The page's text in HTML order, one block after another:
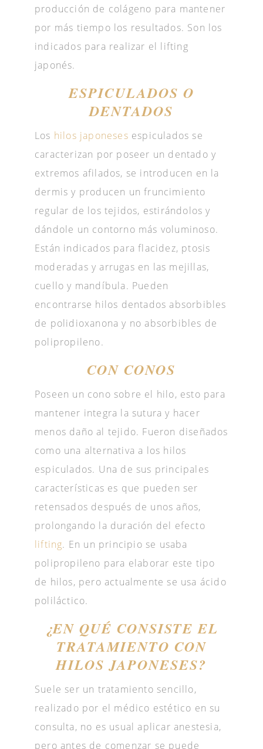
producción de colágeno para mantener
por más tiempo los resultados. Son los
indicados para realizar el lifting
japonés.
ESPICULADOS O
DENTADOS
Los hilos japoneses espiculados se
caracterizan por poseer un dentado y
extremos afilados, se introducen en la
dermis y producen un fruncimiento
regular de los tejidos, estirándolos y
dándole un contorno más voluminoso.
Están indicados para flacidez, ptosis
moderadas y arrugas en las mejillas,
cuello y mandíbula. Pueden
encontrarse hilos dentados absorbibles
de polidioxanona y no absorbibles de
polipropileno.
CON CONOS
Poseen un cono sobre el hilo, esto para
mantener integra la sutura y hacer
menos daño al tejido. Fueron diseñados
como una alternativa a los hilos
espiculados. Una de sus principales
características es que pueden ser
retensados después de unos años,
prolongando la duración del efecto
lifting. En un principio se usaba
polipropileno para elaborar este tipo
de hilos, pero actualmente se usa ácido
poliláctico.
¿EN QUÉ CONSISTE EL
TRATAMIENTO CON
HILOS JAPONESES?
Suele ser un tratamiento sencillo,
realizado por el médico estético en su
consulta, no es usual aplicar anestesia,
pero antes de comenzar se puede